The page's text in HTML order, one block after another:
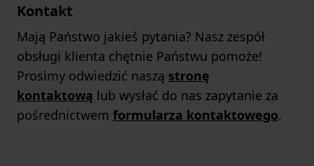
Kontakt
Mają Państwo jakieś pytania? Nasz zespół
obsługi klienta chętnie Państwu pomoże!
Prosimy odwiedzić naszą stronę
kontaktową lub wysłać do nas zapytanie za
pośrednictwem formularza kontaktowego.